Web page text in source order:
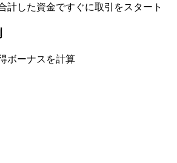
計した資金ですぐに取引をスタート
ボーナスを計算